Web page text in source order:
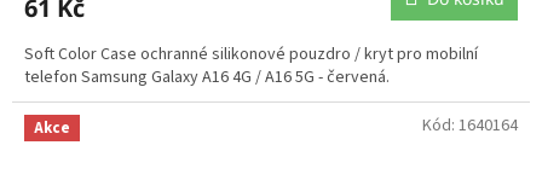
61 Kč
Soft Color Case ochranné silikonové pouzdro / kryt pro mobilní
telefon Samsung Galaxy A16 4G / A16 5G - červená.
Akce Kód: 1640164